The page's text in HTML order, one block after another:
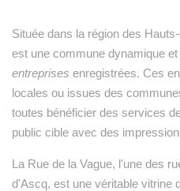
Située dans la région des
est une commune dynamique
entreprises enregistrées. Ces
locales ou issues des
toutes bénéficier des services
public cible avec des
La Rue de la Vague, l'une des
d'Ascq, est une véritable vitrine